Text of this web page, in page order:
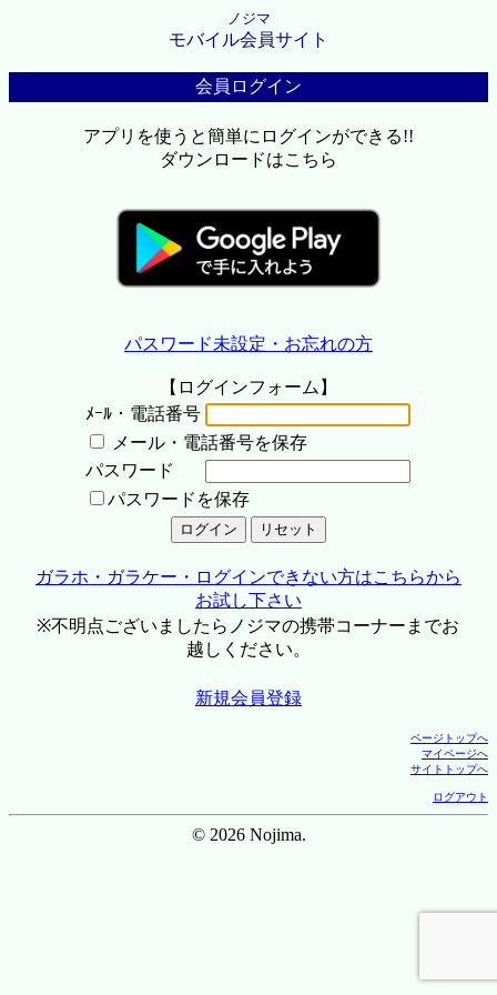
ノジマ
モバイル会員サイト
会員ログイン
アプリを使うと簡単にログインができる!!
ダウンロードはこちら
パスワード未設定・お忘れの方
【ログインフォーム】
ﾒｰﾙ・電話番号
メール・電話番号を保存
パスワード
パスワードを保存
ガラホ・ガラケー・ログインできない方はこちらから
お試し下さい
※不明点ございましたらノジマの携帯コーナーまでお
越しください。
新規会員登録
ページトップへ
マイページへ
サイトトップへ
ログアウト
© 2026 Nojima.